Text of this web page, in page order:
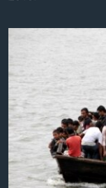
ຊຸມຊົນຊາວລາວ
ວິທະຍາສາດ-ເທັກໂນໂ
ທຸລະກິດ
ພາສາອັງກິດ
ວີດີໂອ